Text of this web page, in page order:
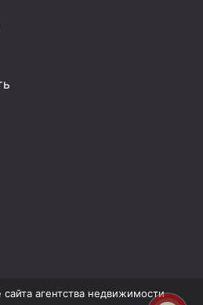
сайта агентства недвижимости